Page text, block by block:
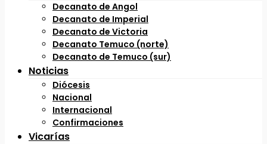
Decanato de Angol
Decanato de Imperial
Decanato de Victoria
Decanato Temuco (norte)
Decanato de Temuco (sur)
Noticias
Diócesis
Nacional
Internacional
Confirmaciones
Vicarías